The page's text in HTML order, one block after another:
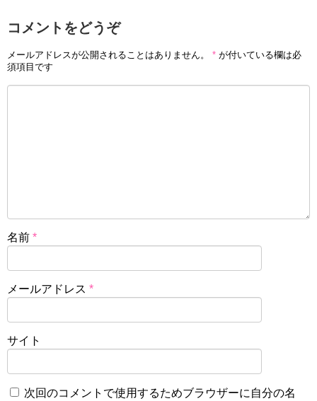
コメントをどうぞ
メールアドレスが公開されることはありません。 * が付いている欄は必
須項目です
名前 *
メールアドレス *
サイト
次回のコメントで使用するためブラウザーに自分の名